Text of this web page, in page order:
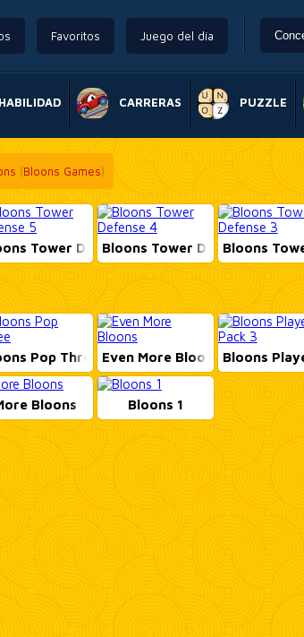
Favoritos Juego del día
HABILIDAD CARRERAS PUZZLE
(Bloons Games)
Tower Defense 5Bloons Tower Defense 4
Bloons
Pop Three Even More Bloons Bloons
Bloons Bloons 1